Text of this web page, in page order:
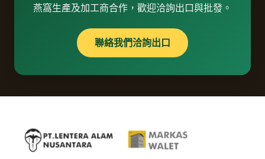
燕窩生產及加工商合作，歡迎洽詢出口與批發。
聯絡我們洽詢出口